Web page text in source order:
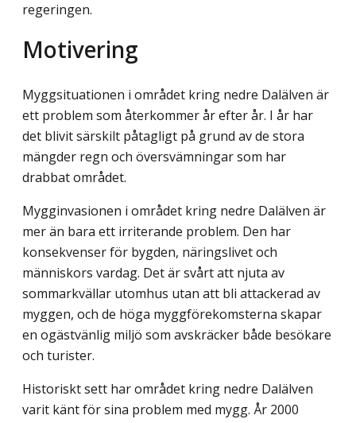
regeringen.
Motivering
Myggsituationen i området kring nedre Dalälven är
ett problem som återkommer år efter år. I år har
det blivit särskilt påtagligt på grund av de stora
mängder regn och översvämningar som har
drabbat området.
Mygginvasionen i området kring nedre Dalälven är
mer än bara ett irriterande problem. Den har
konsekvenser för bygden, näringslivet och
människors vardag. Det är svårt att njuta av
sommarkvällar utomhus utan att bli attackerad av
myggen, och de höga myggförekomsterna skapar
en ogästvänlig miljö som avskräcker både besökare
och turister.
Historiskt sett har området kring nedre Dalälven
varit känt för sina problem med mygg. År 2000